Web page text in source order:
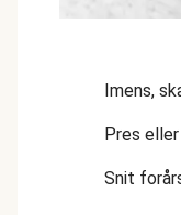
Imens,
Pres
Snit